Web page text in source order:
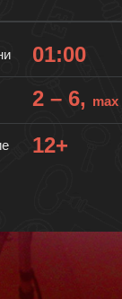
01:00
2 – 6, max
12+